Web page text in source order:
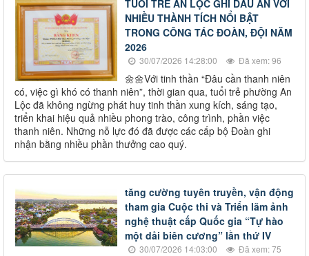
TUỔI TRẺ AN LỘC GHI DẤU ẤN VỚI
NHIỀU THÀNH TÍCH NỔI BẬT
TRONG CÔNG TÁC ĐOÀN, ĐỘI NĂM
2026
30/07/2026 14:28:00 Đã xem: 96
🌼🌼Với tinh thần “Đâu cần thanh niên
có, việc gì khó có thanh niên”, thời gian qua, tuổi trẻ phường An
Lộc đã không ngừng phát huy tinh thần xung kích, sáng tạo,
triển khai hiệu quả nhiều phong trào, công trình, phần việc
thanh niên. Những nỗ lực đó đã được các cấp bộ Đoàn ghi
nhận bằng nhiều phần thưởng cao quý.
tăng cường tuyên truyền, vận động
tham gia Cuộc thi và Triển lãm ảnh
nghệ thuật cấp Quốc gia “Tự hào
một dải biên cương” lần thứ IV
30/07/2026 14:03:00 Đã xem: 75